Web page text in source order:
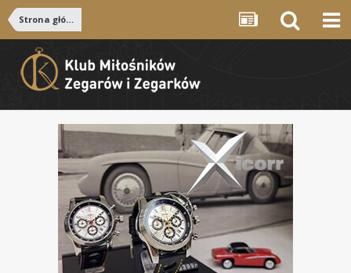
Strona główna